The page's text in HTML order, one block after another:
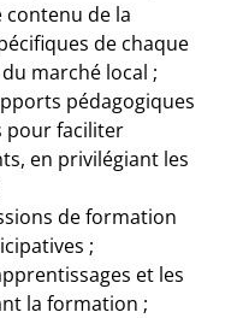
de la
de chaque
marché local ;
pédagogiques
pour faciliter
en privilégiant les
de formation
;
et les
la formation ;